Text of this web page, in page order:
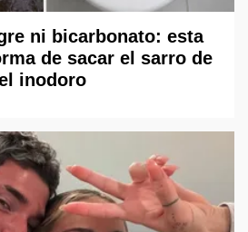
ni bicarbonato: esta
de sacar el sarro de
inodoro